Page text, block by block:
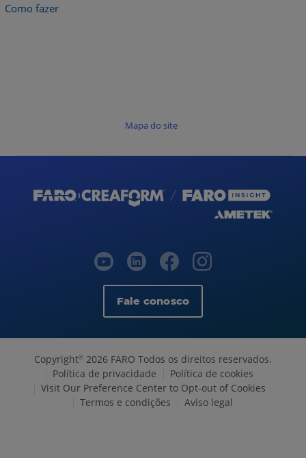
Como fazer
Mapa do site
Fale conosco
Copyright© 2026 FARO Todos os direitos reservados.
Política de privacidade
Política de cookies
Visit Our Preference Center to Opt-out of Cookies
Termos e condições
Aviso legal